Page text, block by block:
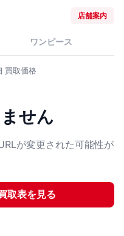
店舗案内
ワンピース
買取価格
せん
が変更された可能性が
取表を見る